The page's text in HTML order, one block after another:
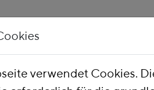
verwendet Cookies.